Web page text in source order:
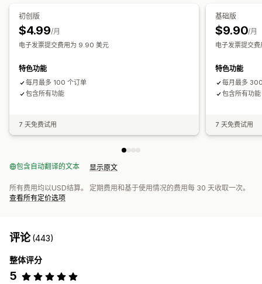
文件管理
批量下载 电子邮件自动化
数据安全性 顺序编号
注册
税号验证 印度 (GST)
合规报告
初创版
$4.99/月
电子发票提交费用为 9.90 美元
特色功能
每月最多 100 个订单
包含所有功能
7 天免费试用
基础版
$9.90/月
电子发票提交
特色功能
每月最多
包含所有功能
7 天免费试用
包含自动翻译的文本 显示原文
所有费用均以USD结算。 定期费用和基于使用情况的费用每 30 天收取一次。
查看所有定价选项
评论(443)
整体评分
5